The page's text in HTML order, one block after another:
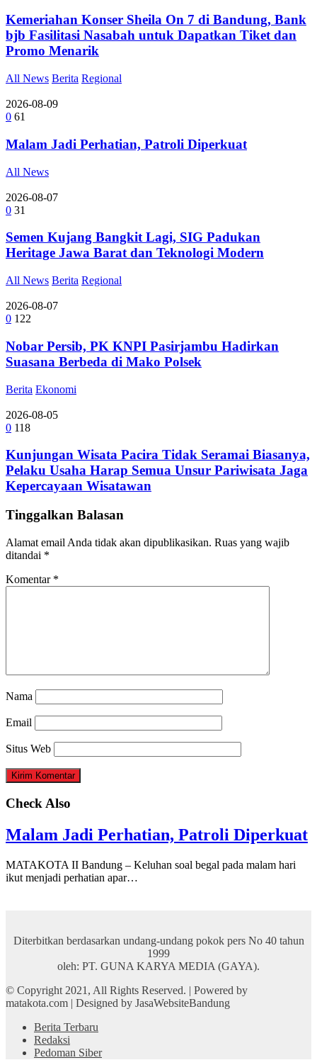
Kemeriahan Konser Sheila On 7 di Bandung, Bank
bjb Fasilitasi Nasabah untuk Dapatkan Tiket dan
Promo Menarik
All News Berita Regional
2026-08-09
0 61
Malam Jadi Perhatian, Patroli Diperkuat
All News
2026-08-07
0 31
Semen Kujang Bangkit Lagi, SIG Padukan
Heritage Jawa Barat dan Teknologi Modern
All News Berita Regional
2026-08-07
0 122
Nobar Persib, PK KNPI Pasirjambu Hadirkan
Suasana Berbeda di Mako Polsek
Berita Ekonomi
2026-08-05
0 118
Kunjungan Wisata Pacira Tidak Seramai Biasanya,
Pelaku Usaha Harap Semua Unsur Pariwisata Jaga
Kepercayaan Wisatawan
Tinggalkan Balasan
Alamat email Anda tidak akan dipublikasikan. Ruas yang wajib
ditandai *
Komentar *
Nama
Email
Situs Web
Check Also
Malam Jadi Perhatian, Patroli Diperkuat
MATAKOTA II Bandung – Keluhan soal begal pada malam hari
ikut menjadi perhatian apar…
Diterbitkan berdasarkan undang-undang pokok pers No 40 tahun
1999
oleh: PT. GUNA KARYA MEDIA (GAYA).
© Copyright 2021, All Rights Reserved. | Powered by
matakota.com | Designed by JasaWebsiteBandung
Berita Terbaru
Redaksi
Pedoman Siber